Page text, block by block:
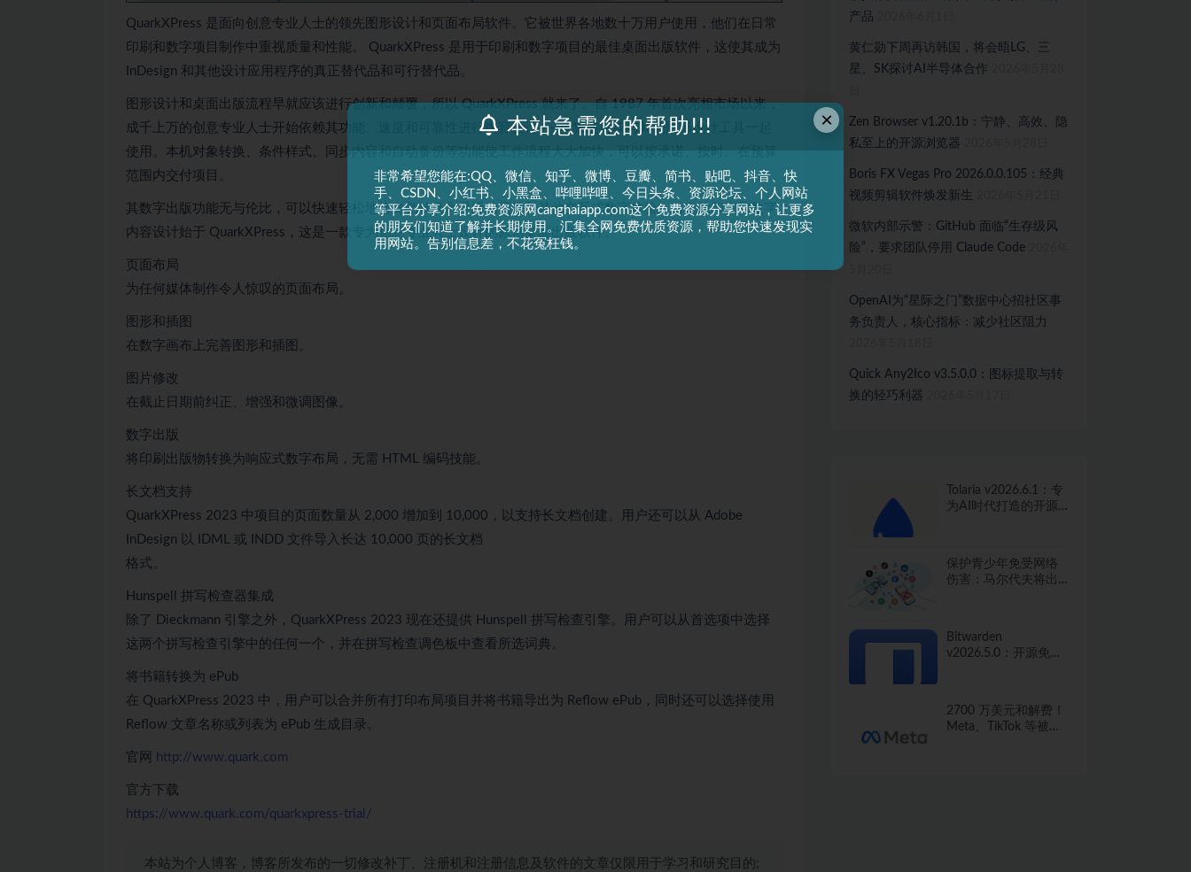
QuarkXPress 是面向创意专业人士的领先图形设计和页面布局软件。它被世界各地数十万用户使用，他们在日常
印刷和数字项目制作中重视质量和性能。 QuarkXPress 是用于印刷和数字项目的最佳桌面出版软件，这使其成为
InDesign 和其他设计应用程序的真正替代品和可行替代品。
图形设计和桌面出版流程早就应该进行创新和颠覆，所以 QuarkXPress 就来了。自 1987 年首次亮相市场以来，
成千上万的创意专业人士开始依赖其功能、速度和可靠性进行内容设计——单独使用或与其他图形设计工具一起
使用。本机对象转换、条件样式、同步内容和自动备份等功能使工作流程大大加快，可以按承诺、按时、在预算
范围内交付项目。
其数字出版功能无与伦比，可以快速轻松地将文档转换为灵活的网站和其他交互式数字体验。出色的印刷和数字
内容设计始于 QuarkXPress，这是一款专为创意专业人士设计的原创桌面出版软件。
页面布局
为任何媒体制作令人惊叹的页面布局。
图形和插图
在数字画布上完善图形和插图。
图片修改
在截止日期前纠正、增强和微调图像。
数字出版
将印刷出版物转换为响应式数字布局，无需 HTML 编码技能。
长文档支持
QuarkXPress 2023 中项目的页面数量从 2,000 增加到 10,000，以支持长文档创建。用户还可以从 Adob​​e
InDesign 以 IDML 或 INDD 文件导入长达 10,000 页的长文档
格式。
Hunspell 拼写检查器集成
除了 Dieckmann 引擎之外，QuarkXPress 2023 现在还提供 Hunspell 拼写检查引擎。用户可以从首选项中选择
这两个拼写检查引擎中的任何一个，并在拼写检查调色板中查看所选词典。
将书籍转换为 ePub
在 QuarkXPress 2023 中，用户可以合并所有打印布局项目并将书籍导出为 Reflow ePub，同时还可以选择使用
Reflow 文章名称或列表为 ePub 生成目录。
官网 http://www.quark.com
官方下载
https://www.quark.com/quarkxpress-trial/
本站为个人博客，博客所发布的一切修改补丁、注册机和注册信息及软件的文章仅限用于学习和研究目的;
产品
黄仁勋下周再访韩国，将会晤LG、三
星、SK探讨AI半导体合作
Zen Browser v1.20.1b：宁静、高效、隐
私至上的开源浏览器
Boris FX Vegas Pro 2026.0.0.105：经典
视频剪辑软件焕发新生
微软内部示警：GitHub 面临“生存级风
险”，要求团队停用 Claude Code
OpenAI为“星际之门”数据中心招社区事
务负责人，核心指标：减少社区阻力
Quick Any2Ico v3.5.0.0：图标提取与转
换的轻巧利器
Tolaria v2026.6.1：专
为AI时代打造的开源
保护青少年免受网络
伤害：马尔代夫将出
Bitwarden
v2026.5.0：开源免费
2700 万美元和解费！
Meta、TikTok 等被指
×
本站急需您的帮助!!!
非常希望您能在:QQ、微信、知乎、微博、豆瓣、简书、贴吧、抖音、快
手、CSDN、小红书、小黑盒、哔哩哔哩、今日头条、资源论坛、个人网站
等平台分享介绍:免费资源网canghaiapp.com这个免费资源分享网站，让更多
的朋友们知道了解并长期使用。汇集全网免费优质资源，帮助您快速发现实
用网站。告别信息差，不花冤枉钱。